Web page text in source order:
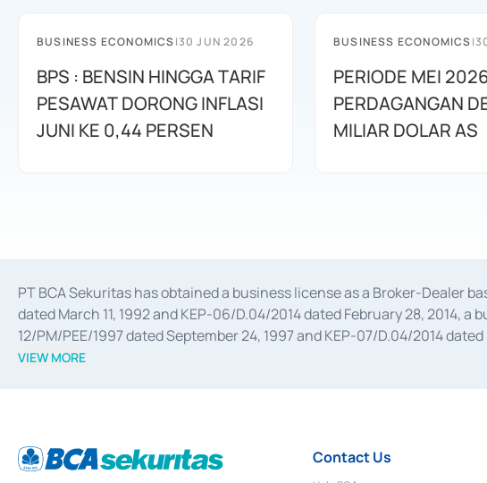
BUSINESS ECONOMICS|30 JUN 2026
BPS : BENSIN HINGGA TARIF
PESAWAT DORONG INFLASI
JUNI KE 0,44 PERSEN
BUSINESS ECONOMICS|
PERIODE MEI
PERDAGANGAN
MILIAR DOLAR AS
PT BCA Sekuritas has obtained a business license as a Broker-Dealer
dated March 11, 1992 and KEP-06/D.04/2014 dated February 28, 2014,
12/PM/PEE/1997 dated September 24, 1997 and KEP-07/D.04/2014
divestments, and joint ventures based on the decree of the Financial
Settlement of Commercial Paper Transactions whose license was issued
VIEW MORE
Contact Us